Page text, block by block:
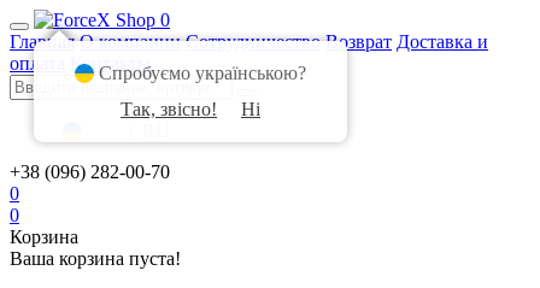
0
Главная О компании Сотрудничество Возврат Доставка и
оплата
Контакты
+38 (096) 282-00-70
0
0
Корзина
Ваша корзина пуста!
Спробуємо українською?
Так, звісно!
Ні